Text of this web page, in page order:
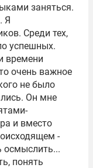
заняться.
Я
Среди тех,
успешных.
времени
очень важное
не было
Он мне
и вместо
-
осмыслить...
понять